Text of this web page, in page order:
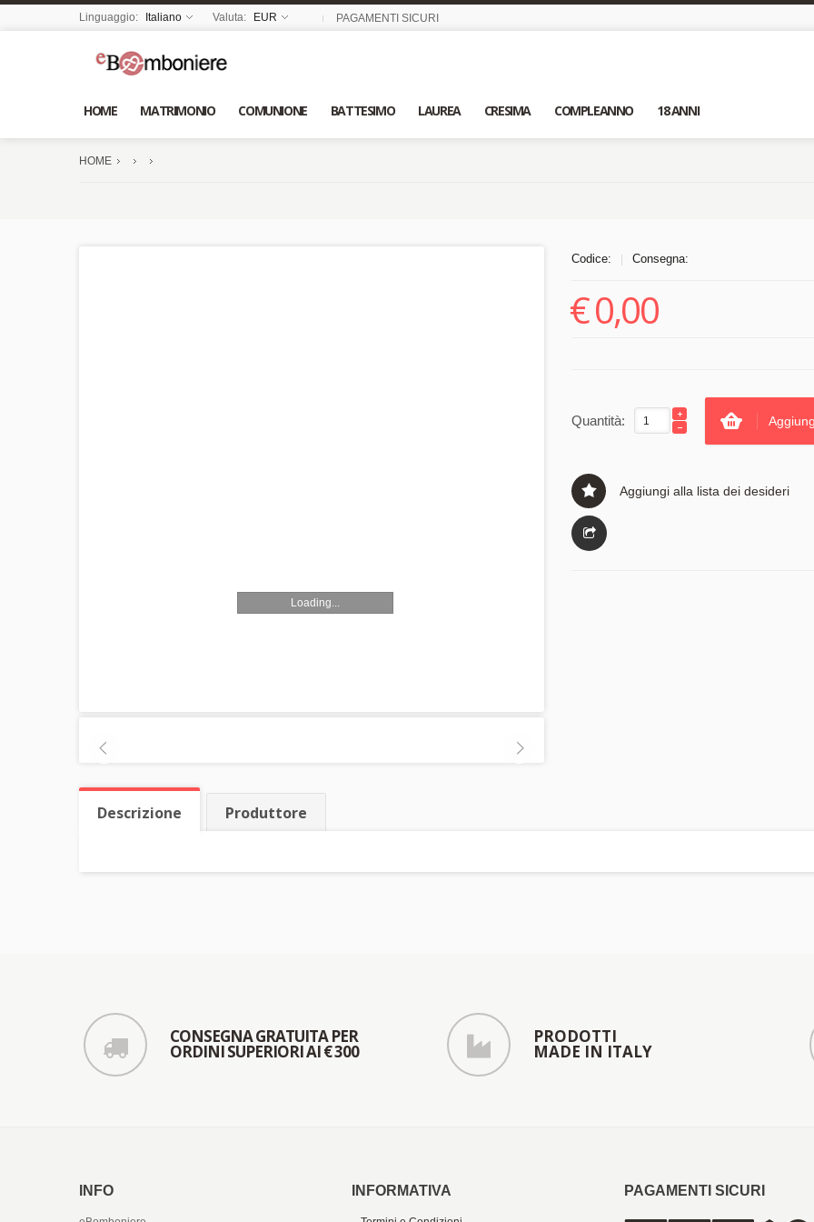
Linguaggio: Italiano Valuta: EUR PAGAMENTI SICURI
HOME MATRIMONIO COMUNIONE BATTESIMO LAUREA CRESIMA COMPLEANNO 18 ANNI
HOME
Loading...
Codice: Consegna:
€0,00
Quantità:
Aggiungi alla lista dei desideri
Descrizione Produttore
CONSEGNA GRATUITA PER
ORDINI SUPERIORI AI € 300
PRODOTTI
MADE IN ITALY
INFO INFORMATIVA PAGAMENTI SICURI